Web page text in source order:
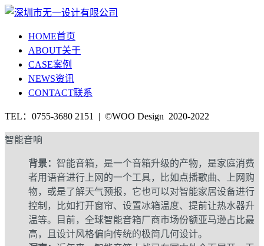
HOME首页
ABOUT关于
CASE案例
NEWS资讯
CONTACT联系
TEL：0755-3680 2151 | ©WOO Design 2020-2022
智能音响
背景： 智能音箱，是一个音箱升级的产物，是家庭消费
者用语音进行上网的一个工具，比如点播歌曲、上网购
物，或是了解天气预报，它也可以对智能家居设备进行
控制，比如打开窗帘、设置冰箱温度、提前让热水器升
温等。目前，全球智能音箱厂商市场份额亚马逊占比最
高，且设计风格偏向传统的极简几何设计。